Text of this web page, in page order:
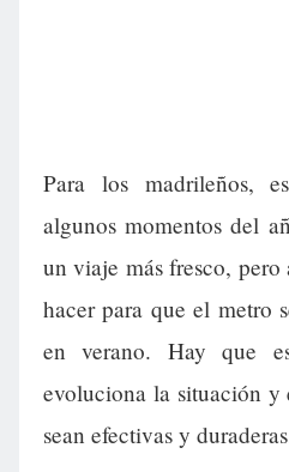
Para los madrileños,
algunos momentos del
un viaje más fresco,
hacer para que el metro
en verano. Hay que
evoluciona la situación y
sean efectivas y